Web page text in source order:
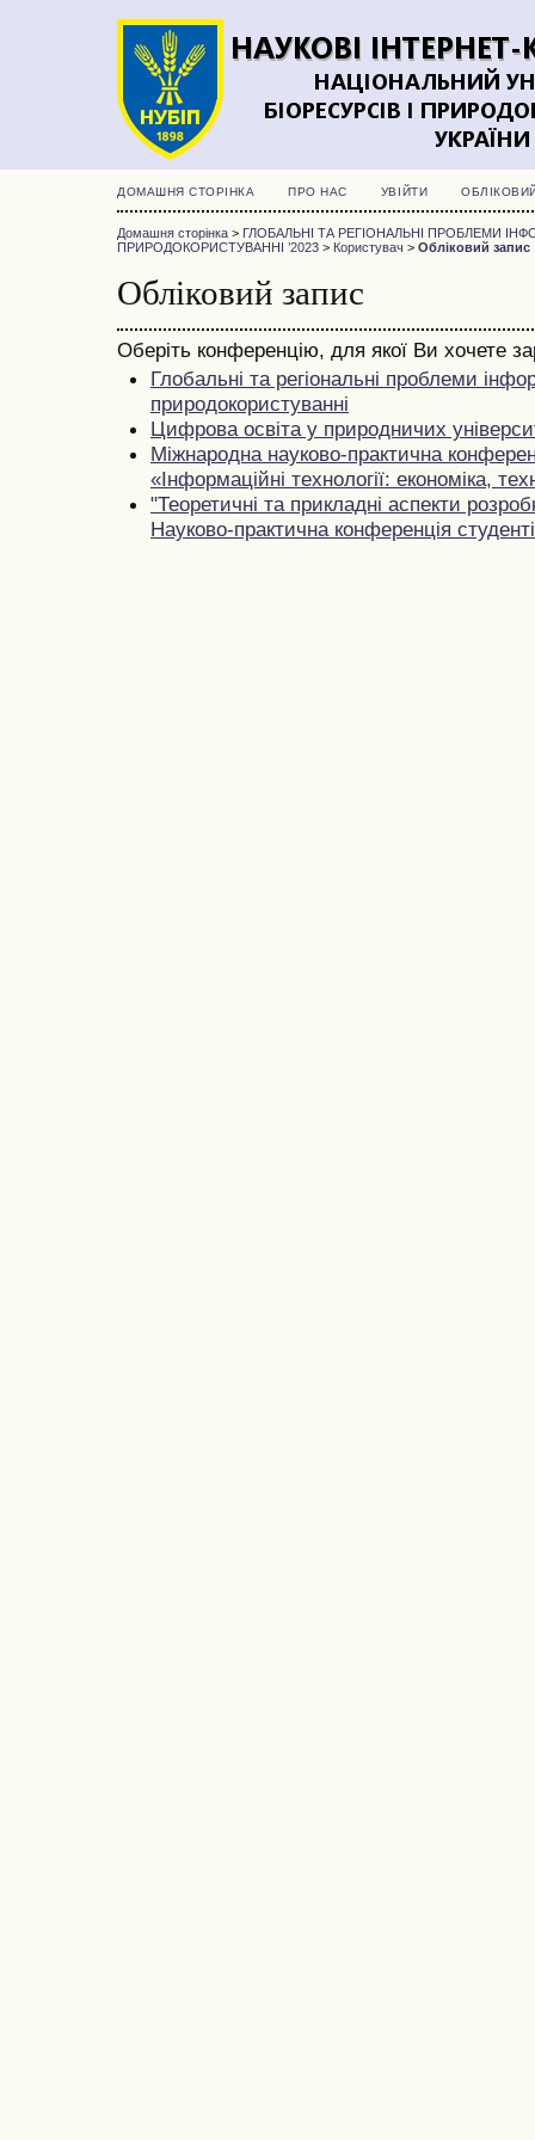
ДОМАШНЯ СТОРІНКА ПРО НАС УВІЙТИ
Домашня сторінка > ГЛОБАЛЬНІ ТА РЕГІОНАЛЬНІ ПРОБЛЕМИ
ПРИРОДОКОРИСТУВАННІ ’2023 > Користувач > Обліковий запис
Обліковий запис
Оберіть конференцію, для якої Ви хочете
Глобальні та регіональні проблеми
природокористуванні
Цифрова освіта у природничих
Міжнародна науково-практична
«Інформаційні технології: економіка,
"Теоретичні та прикладні аспекти
Науково-практична конференція